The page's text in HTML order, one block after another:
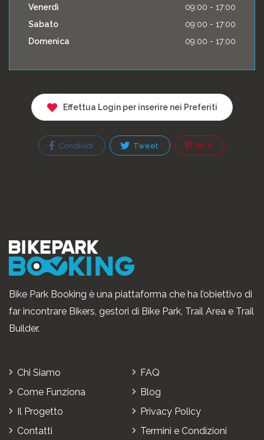
Venerdì
09:00 - 17:00
Sabato
09:00 - 17:00
Domenica
09:00 - 17:00
Effettua Login per inserire nei Preferiti
Condividi Tweet Pin It
Bike Park Booking è una piattaforma che ha l’obiettivo di
far incontrare Bikers, gestori di Bike Park, Trail Area e Trail
Builder.
Chi Siamo
Come Funziona
Il Progetto
Contatti
FAQ
Blog
Privacy Policy
Termini e Condizioni